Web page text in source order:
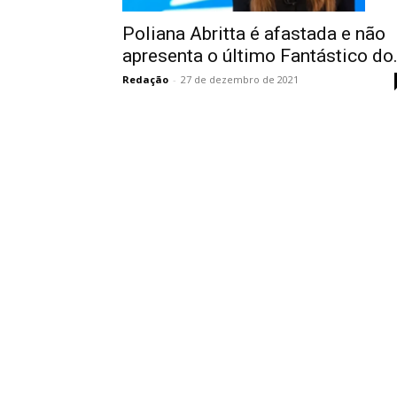
Poliana Abritta é afastada e não
apresenta o último Fantástico
Redação - 27 de dezembro de 2021